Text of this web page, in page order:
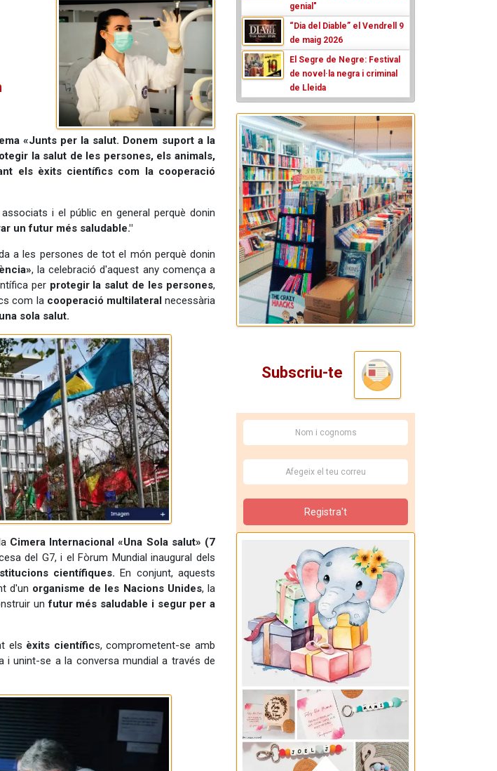
«Junts per la salut. Donem suport a la
la salut de les persones, els animals,
els èxits científics com la cooperació
i el públic en general perquè donin
un futur més saludable."
a les persones de tot el món perquè donin
, la celebració d'aquest any comença a
per protegir la salut de les persones,
com la cooperació multilateralnecessària
una sola salut.
Cimera Internacional «Una Sola salut» (7
del G7, i el Fòrum Mundial inaugural dels
científiques. En conjunt, aquests
d'un organisme de les Nacions Unides, la
unfutur més saludable i segur per a
els èxits científics, comprometent-se amb
i unint-se a la conversa mundial a través de
genial"
“Dia del Diable” el Vendrell 9
de maig 2026
El Segre de Negre: Festival
de novel·la negra i criminal
de Lleida
Subscriu-te
Registra't